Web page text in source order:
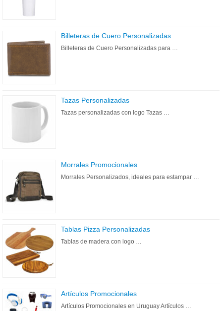
Billeteras de Cuero Personalizadas
Billeteras de Cuero Personalizadas para …
Tazas Personalizadas
Tazas personalizadas con logo Tazas …
Morrales Promocionales
Morrales Personalizados, ideales para estampar …
Tablas Pizza Personalizadas
Tablas de madera con logo …
Artículos Promocionales
Artículos Promocionales en Uruguay Artículos …